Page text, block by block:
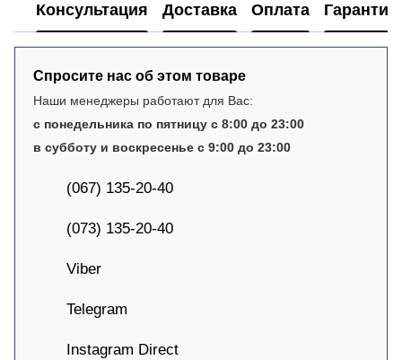
Консультация Доставка Оплата Гарантия
Спросите нас об этом товаре
Наши менеджеры работают для Вас:
с понедельника по пятницу с 8:00 до 23:00
в субботу и воскресенье с 9:00 до 23:00
(067) 135-20-40
(073) 135-20-40
Viber
Telegram
Instagram Direct